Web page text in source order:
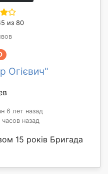
из 80
Огієвич"
6 лет назад
назад
15 років Бригада